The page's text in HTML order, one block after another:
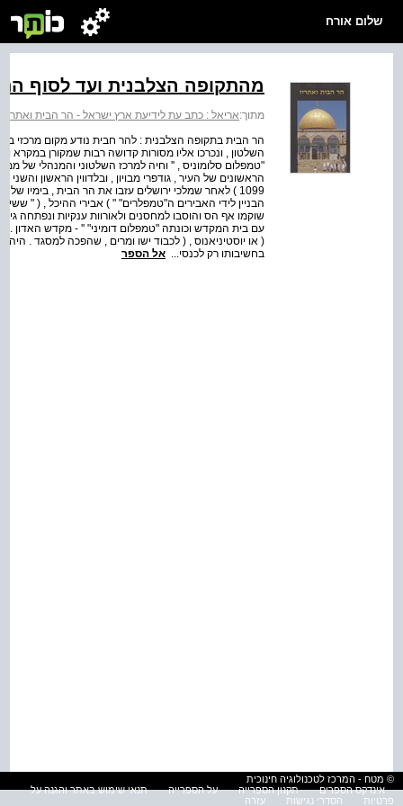
שלום אורח
מהתקופה הצלבנית ועד לסוף
מתוך:אריאל : כתב עת לידיעת ארץ ישראל - הר הבית ואתריו
הר הבית בתקופה הצלבנית : להר חבית נודע מקום מרכזי
השלטון , ונכרכו אליו מסורות קדושה רבות שמקורן במקרא
"טמפלום סלומוניס , '' וחיה למרכז השלטוני והמנהלי של
הראשונים של העיר , גודפרי מבויון , ובלדווין הראשון
1099 ) לאחר שמלכי ירושלים עזבו את הר הבית , בימיו
הבניין לידי האבירים ה"טמפלרים" " ) אבירי ההיכל , ( "
שוקמו אף הס והוסבו למחסנים ולאורוות ענקיות ונפתחה
עם בית המקדש וכונתה "טמפלום דומיני" '' - מקדש האדון .
( או יוסטיניאנוס , ( לכבוד ישו ומרים , שהפכה למסגד .
בחשיבותו רק לכנסי... אל הספר
© מטח - המרכז לטכנולוגיה חינוכית
אינדקס הספרים
תקנון הספרייה על הספרייה
תנאי שימוש באתר והגנה על
פרטיות
הסדרי נגישות עזרה